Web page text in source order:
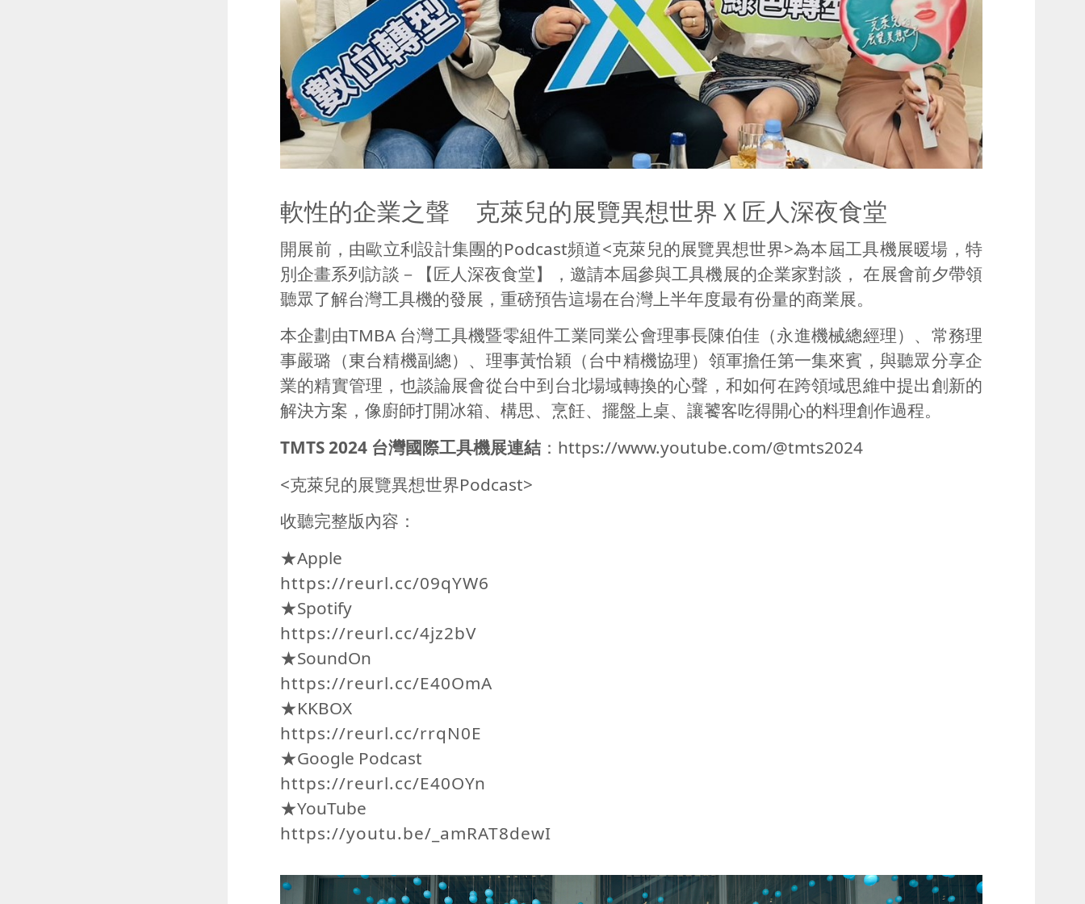
軟性的企業之聲 克萊兒的展覽異想世界Ｘ匠人深夜食堂
開展前，由歐立利設計集團的Podcast頻道<克萊兒的展覽異想世界>為本屆工具機展暖場，特
別企畫系列訪談－【匠人深夜食堂】，邀請本屆參與工具機展的企業家對談， 在展會前夕帶領
聽眾了解台灣工具機的發展，重磅預告這場在台灣上半年度最有份量的商業展。
本企劃由TMBA 台灣工具機暨零組件工業同業公會理事長陳伯佳（永進機械總經理）、常務理
事嚴璐（東台精機副總）、理事黃怡穎（台中精機協理）領軍擔任第一集來賓，與聽眾分享企
業的精實管理，也談論展會從台中到台北場域轉換的心聲，和如何在跨領域思維中提出創新的
解決方案，像廚師打開冰箱、構思、烹飪、擺盤上桌、讓饕客吃得開心的料理創作過程。
TMTS 2024 台灣國際工具機展連結 ： https://www.youtube.com/@tmts2024
<克萊兒的展覽異想世界Podcast>
收聽完整版內容：
★Apple
https://reurl.cc/09qYW6
★Spotify
https://reurl.cc/4jz2bV
★SoundOn
https://reurl.cc/E40OmA
★KKBOX
https://reurl.cc/rrqN0E
★Google Podcast
https://reurl.cc/E40OYn
★YouTube
https://youtu.be/_amRAT8dewI